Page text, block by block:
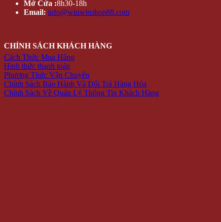
Mở Cửa :8h30-18h
Email: info@winwinshop88.com
CHÍNH SÁCH KHÁCH HÀNG
Cách Thức Mua Hàng
Hình thức thanh toán
Phương Thức Vận Chuyển
Chính Sách Bảo Hành Và Đổi Trả Hàng Hóa
Chính Sách Về Quản Lý Thông Tin Khách Hàng